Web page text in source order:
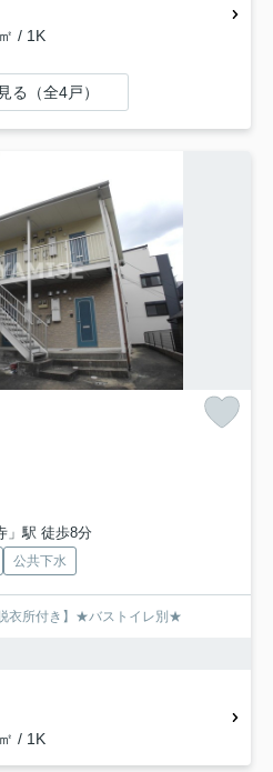
/ 1K
る（全4戸）
」駅 徒歩8分
公共下水
衣所付き】★バストイレ別★
/ 1K